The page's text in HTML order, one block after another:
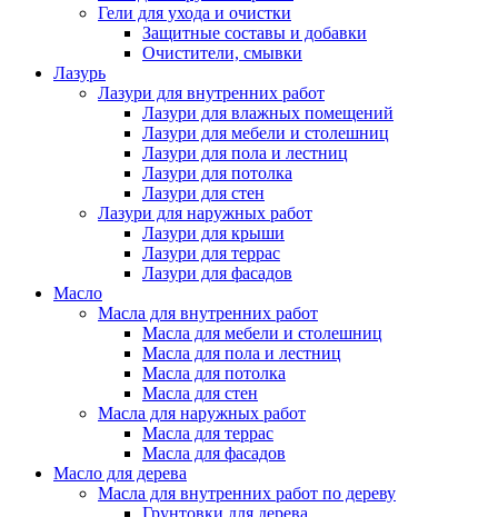
Гели для ухода и очистки
Защитные составы и добавки
Очистители, смывки
Лазурь
Лазури для внутренних работ
Лазури для влажных помещений
Лазури для мебели и столешниц
Лазури для пола и лестниц
Лазури для потолка
Лазури для стен
Лазури для наружных работ
Лазури для крыши
Лазури для террас
Лазури для фасадов
Масло
Масла для внутренних работ
Масла для мебели и столешниц
Масла для пола и лестниц
Масла для потолка
Масла для стен
Масла для наружных работ
Масла для террас
Масла для фасадов
Масло для дерева
Масла для внутренних работ по дереву
Грунтовки для дерева